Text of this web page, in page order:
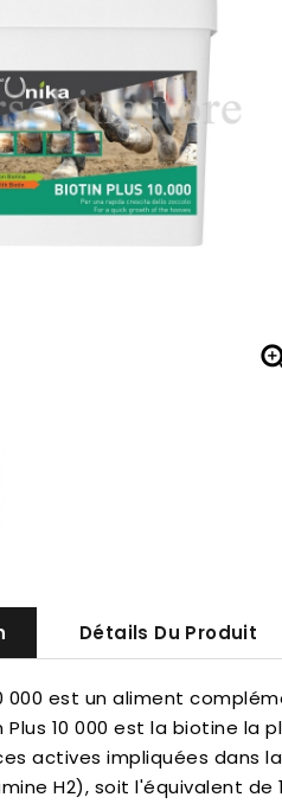
Détails Du Produit
000 est un aliment
Plus 10 000 est la biotine
actives impliquées dans
H2), soit l'équivalent de